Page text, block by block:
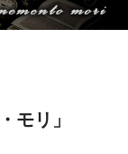
モリ」